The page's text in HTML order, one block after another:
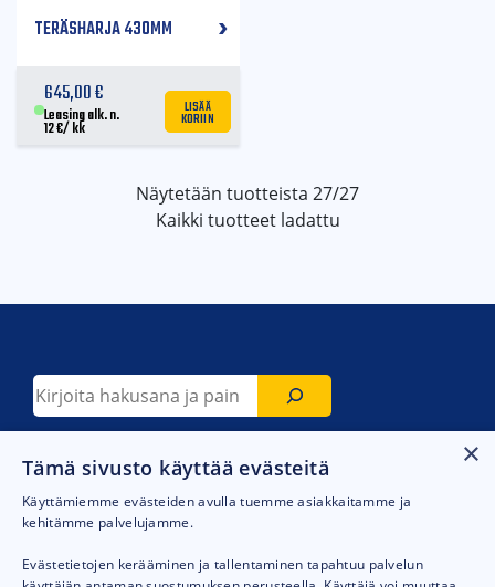
TERÄSHARJA 430MM
645,00€
Leasing alk. n.
12€/ kk
LISÄÄ
KORIIN
Näytetään tuotteista 27/27
Kaikki tuotteet ladattu
Etsi
SEURAA MEITÄ SOMESSA
Facebook
LinkedIn
YouTube
Instagram
×
Tämä sivusto käyttää evästeitä
Käyttämiemme evästeiden avulla tuemme asiakkaitamme ja
kehitämme palvelujamme.
Evästetietojen kerääminen ja tallentaminen tapahtuu palvelun